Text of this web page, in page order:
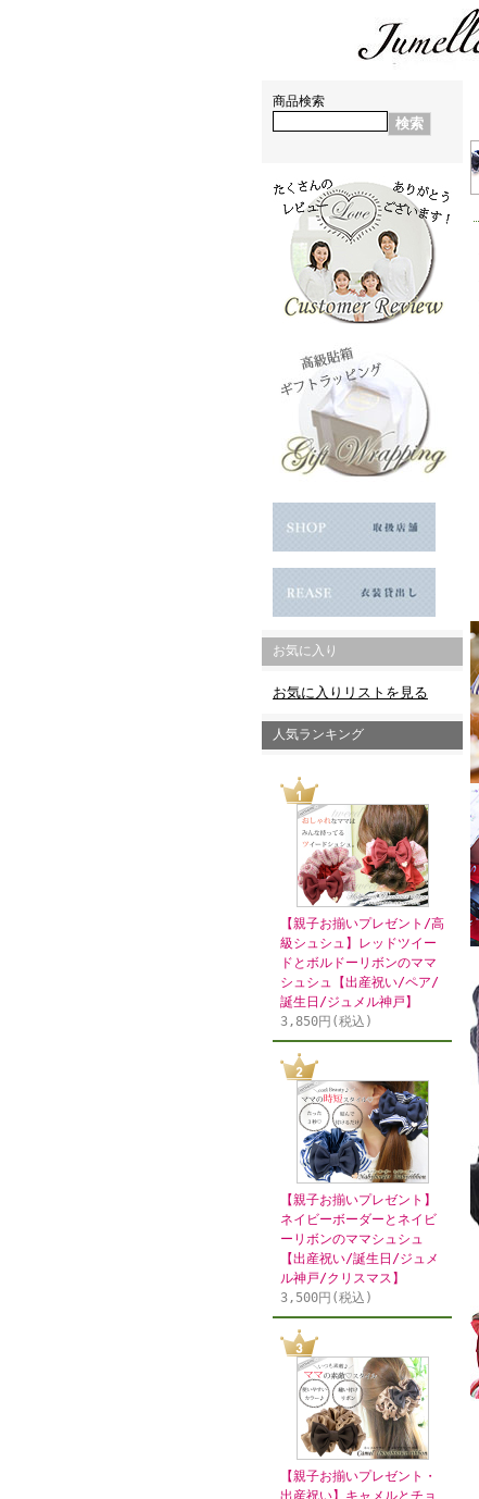
商品検索
お気に入り
お気に入りリストを見る
人気ランキング
【親子お揃いプレゼント/高
級シュシュ】レッドツイー
ドとボルドーリボンのママ
シュシュ【出産祝い/ペア/
誕生日/ジュメル神戸】
3,850円(税込)
【親子お揃いプレゼント】
ネイビーボーダーとネイビ
ーリボンのママシュシュ
【出産祝い/誕生日/ジュメ
ル神戸/クリスマス】
3,500円(税込)
【親子お揃いプレゼント・
出産祝い】キャメルとチョ